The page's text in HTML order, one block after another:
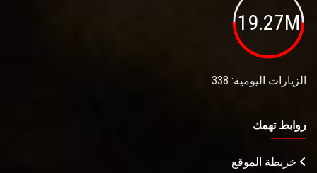
19.27M
الزيارات اليومية: 338
روابط تهمك
خريطة الموقع